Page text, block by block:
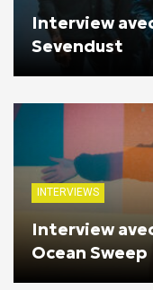
Interview
Sevendust
INTERVIEWS
Interview
Ocean Sweep